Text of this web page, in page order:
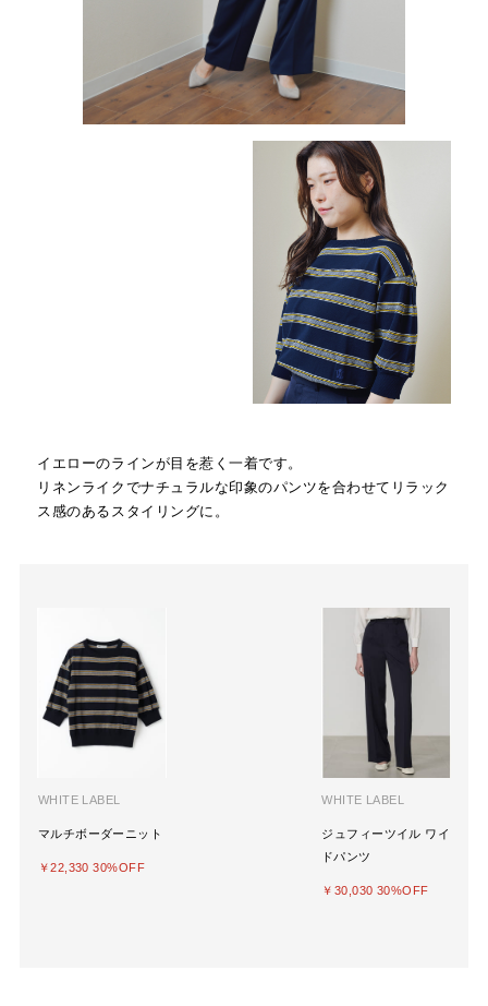
イエローのラインが目を惹く一着です。
リネンライクでナチュラルな印象のパンツを合わせてリラック
ス感のあるスタイリングに。
WHITE LABEL
マルチボーダーニット
￥22,330 30%OFF
WHITE LABEL
ジュフィーツイル ワイ
ドパンツ
￥30,030 30%OFF